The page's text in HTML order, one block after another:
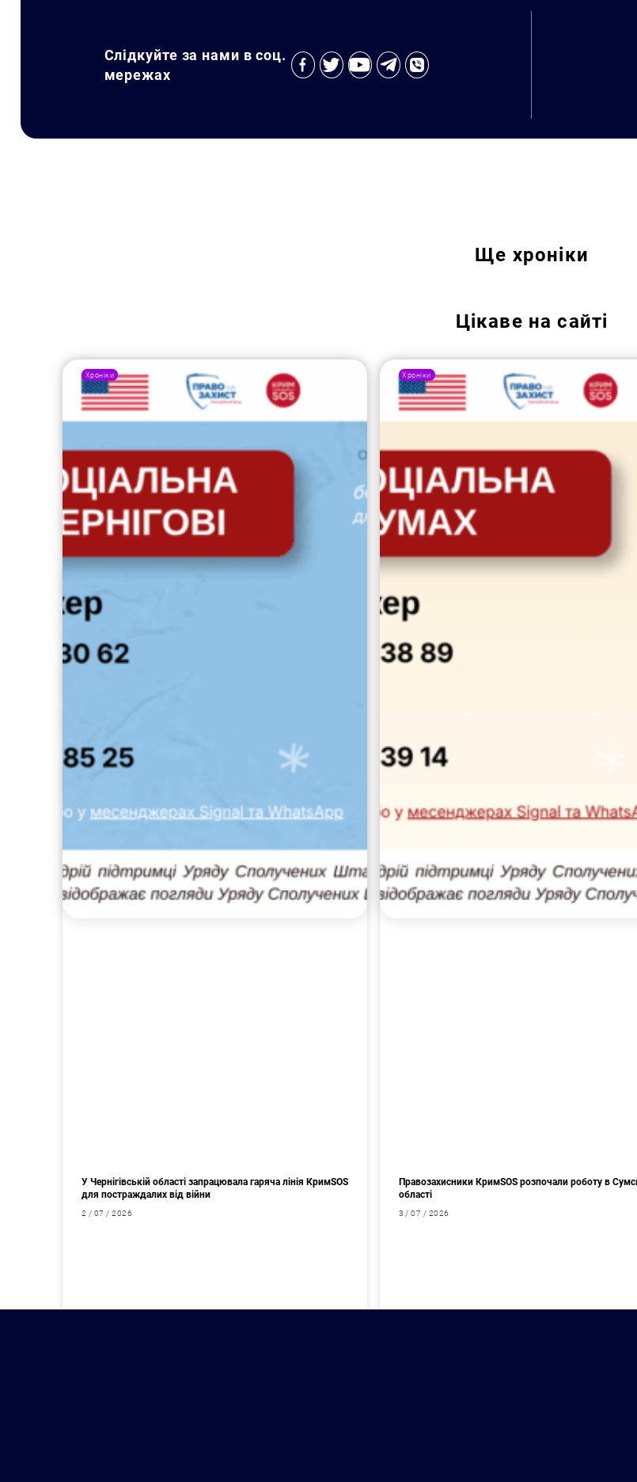
Слідкуйте за нами в соц.
мережах
Ще хроніки
Цікаве на сайті
Хроніки
У Чернігівській області запрацювала гаряча лінія КримSOS
для постраждалих від війни
2 / 07 / 2026
Хроніки
Правозахисники КримSOS розпочали роботу в
області
3 / 07 / 2026